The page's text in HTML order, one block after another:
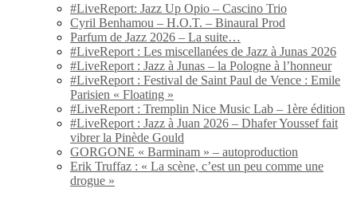
#LiveReport: Jazz Up Opio – Cascino Trio
Cyril Benhamou – H.O.T. – Binaural Prod
Parfum de Jazz 2026 – La suite…
#LiveReport : Les miscellanées de Jazz à Junas 2026
#LiveReport : Jazz à Junas – la Pologne à l’honneur
#LiveReport : Festival de Saint Paul de Vence : Emile
Parisien « Floating »
#LiveReport : Tremplin Nice Music Lab – 1ère édition
#LiveReport : Jazz à Juan 2026 – Dhafer Youssef fait
vibrer la Pinède Gould
GORGONE « Barminam » – autoproduction
Erik Truffaz : « La scène, c’est un peu comme une
drogue »